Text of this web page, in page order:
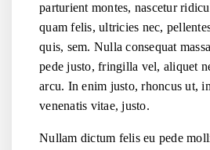
parturient montes, nascetur
quam felis, ultricies nec,
quis, sem. Nulla consequat
pede justo, fringilla vel, aliquet
arcu. In enim justo, rhoncus ut,
venenatis vitae, justo.
Nullam dictum felis eu pede